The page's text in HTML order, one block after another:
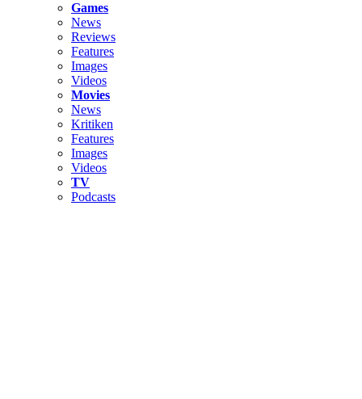
Games
News
Reviews
Features
Images
Videos
Movies
News
Kritiken
Features
Images
Videos
TV
Podcasts